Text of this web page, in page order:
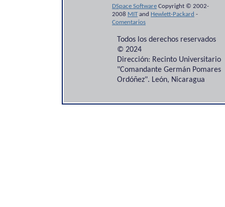
DSpace Software Copyright © 2002-
2008 MITand Hewlett-Packard -
Comentarios
Todos los derechos reservados
© 2024
Dirección: Recinto Universitario
"Comandante Germán Pomares
Ordóñez". León, Nicaragua